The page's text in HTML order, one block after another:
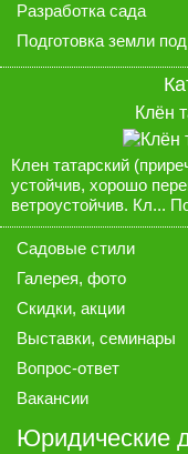
Разработка сада
Подготовка земли под
Клён
Клен татарский
устойчив, хорошо
ветроустойчив. Кл...
Садовые стили
Галерея, фото
Скидки, акции
Выставки, семинары
Вопрос-ответ
Вакансии
Юридические